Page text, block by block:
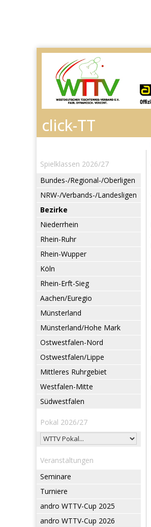
Spielklassen 2026/27
Bundes-/Regional-/Oberligen
NRW-/Verbands-/Landesligen
Bezirke
Niederrhein
Rhein-Ruhr
Rhein-Wupper
Köln
Rhein-Erft-Sieg
Aachen/Euregio
Münsterland
Münsterland/Hohe Mark
Ostwestfalen-Nord
Ostwestfalen/Lippe
Mittleres Ruhrgebiet
Westfalen-Mitte
Südwestfalen
Pokal 2026/27
Veranstaltungen
Seminare
Turniere
andro WTTV-Cup 2025
andro WTTV-Cup 2026